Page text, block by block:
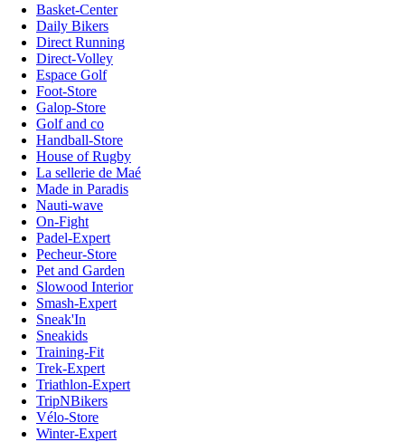
Basket-Center
Daily Bikers
Direct Running
Direct-Volley
Espace Golf
Foot-Store
Galop-Store
Golf and co
Handball-Store
House of Rugby
La sellerie de Maé
Made in Paradis
Nauti-wave
On-Fight
Padel-Expert
Pecheur-Store
Pet and Garden
Slowood Interior
Smash-Expert
Sneak'In
Sneakids
Training-Fit
Trek-Expert
Triathlon-Expert
TripNBikers
Vélo-Store
Winter-Expert